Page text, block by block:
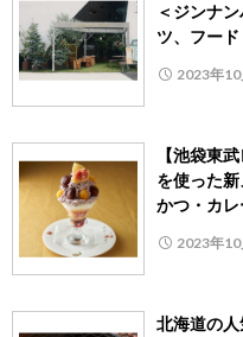
＜ジンナ
ツ、フー
2023年10
【池袋東
を使った
かつ・カ
2023年10
北海道の